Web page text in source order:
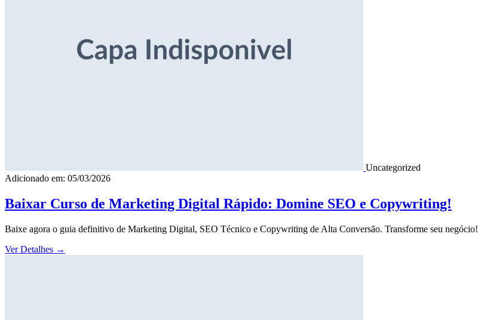
Uncategorized
Adicionado em: 05/03/2026
Baixar Curso de Marketing Digital Rápido: Domine SEO e Copywriting!
Baixe agora o guia definitivo de Marketing Digital, SEO Técnico e Copywriting de Alta Conversão. Transforme seu negócio!
Ver Detalhes →